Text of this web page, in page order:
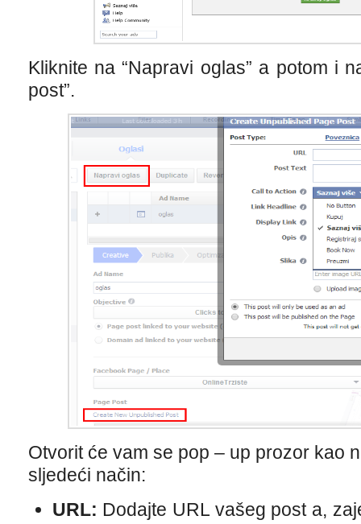
Kliknite na “Napravi oglas” a potom i
post”.
Otvorit će vam se pop – up prozor kao
sljedeći način:
URL: Dodajte URL vašeg post a,